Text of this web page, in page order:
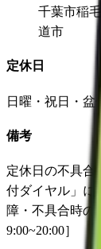
千葉市稲
道市
定休日
日曜・祝日・盆
備考
定休日の不具合
付ダイヤル」に
障・不具合時
9:00~20:00］